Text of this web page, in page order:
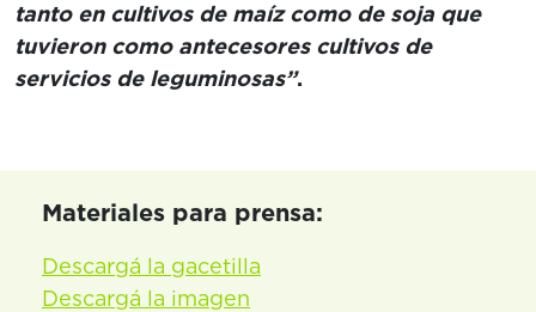
tanto en cultivos de maíz como de soja que
tuvieron como antecesores cultivos de
servicios de leguminosas”.
Materiales para prensa:
Descargá la gacetilla
Descargá la imagen